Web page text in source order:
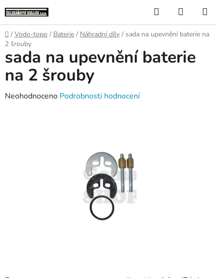
na
obsah
Hledat
KOŠÍK
Domů
/ Vodo-topo / Baterie / Náhradní díly / sada na upevnění baterie na
2 šrouby
sada na upevnění baterie
na 2 šrouby
Průměrné
Neohodnoceno Podrobnosti hodnocení